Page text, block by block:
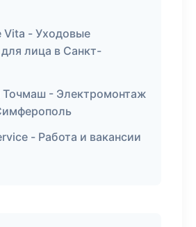
Vita - Уходовые
лица в Санкт-
- Электромонтаж
- Работа и вакансии